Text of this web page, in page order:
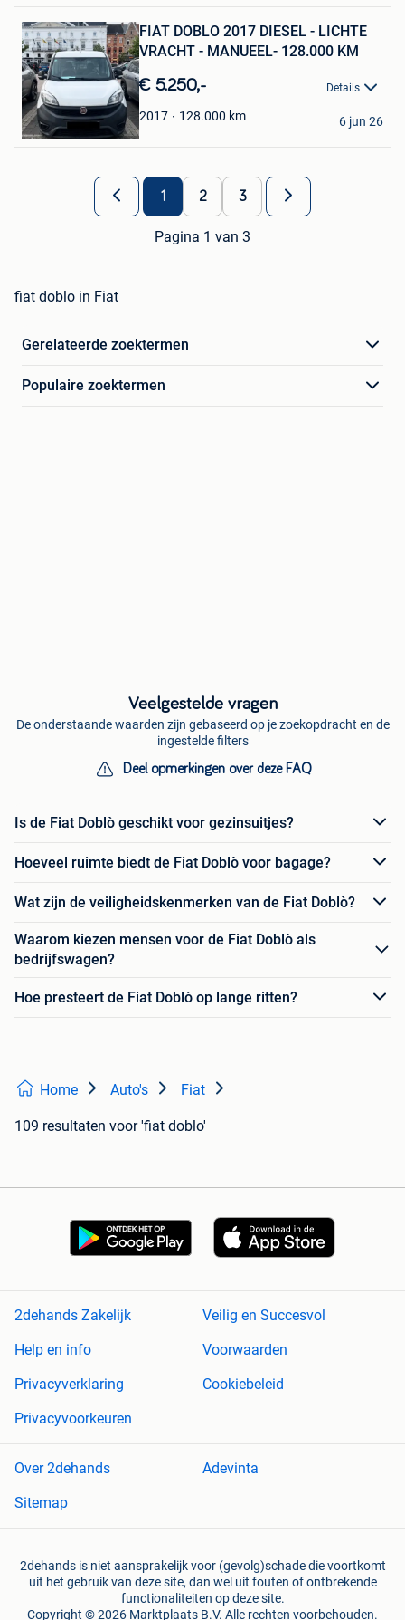
in
Mijn
Favorieten
FIAT DOBLO 2017 DIESEL - LICHTE
VRACHT - MANUEEL- 128.000 KM
€ 5.250,- Details
2017 128.000 km
Omran Dawud
Aalst
6 jun 26
1 2 3
Pagina 1 van 3
fiat doblo in Fiat
Gerelateerde zoektermen
Populaire zoektermen
Veelgestelde vragen
De onderstaande waarden zijn gebaseerd op je zoekopdracht en de
ingestelde filters
Deel opmerkingen over deze FAQ
Is de Fiat Doblò geschikt voor gezinsuitjes?
Hoeveel ruimte biedt de Fiat Doblò voor bagage?
Wat zijn de veiligheidskenmerken van de Fiat Doblò?
Waarom kiezen mensen voor de Fiat Doblò als
bedrijfswagen?
Hoe presteert de Fiat Doblò op lange ritten?
Home Auto's Fiat
109 resultaten voor 'fiat doblo'
2dehands Zakelijk
Veilig en Succesvol
Help en info
Voorwaarden
Privacyverklaring
Cookiebeleid
Privacyvoorkeuren
Over 2dehands
Adevinta
Sitemap
2dehands is niet aansprakelijk voor (gevolg)schade die voortkomt
uit het gebruik van deze site, dan wel uit fouten of ontbrekende
functionaliteiten op deze site.
Copyright © 2026 Marktplaats B.V. Alle rechten voorbehouden.